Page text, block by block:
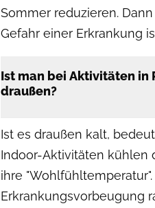
Sommer reduzieren.
Gefahr einer Erkrankung
Ist man bei Aktivitäten
draußen?
Ist es draußen kalt,
Indoor-Aktivitäten kühlen
ihre
Erkrankungsvorbeugung